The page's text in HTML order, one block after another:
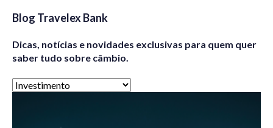
Blog Travelex Bank
Dicas, notícias e novidades exclusivas para quem quer
saber tudo sobre câmbio.